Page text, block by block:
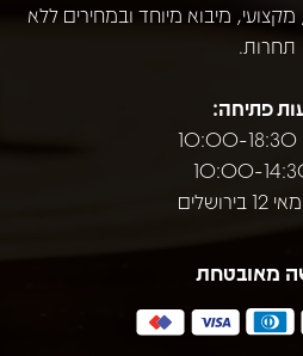
מיבוא מיוחד ובמחירים ללא
תחרות.
פתיחה:
מאובטחת